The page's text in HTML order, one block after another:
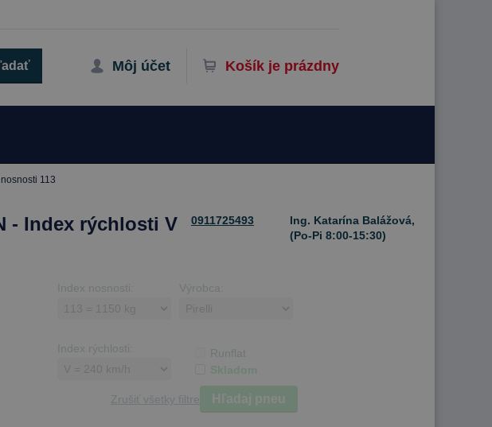
Košík je prázdny
Môj účet
nosnosti 113
- Index rýchlosti V
0911725493
Ing. Katarína Balážová,
(Po-Pi 8:00-15:30)
Index nosnosti: Výrobca:
Index rýchlosti:
Runflat
Skladom
Zrušiť všetky filtre Hľadaj pneu